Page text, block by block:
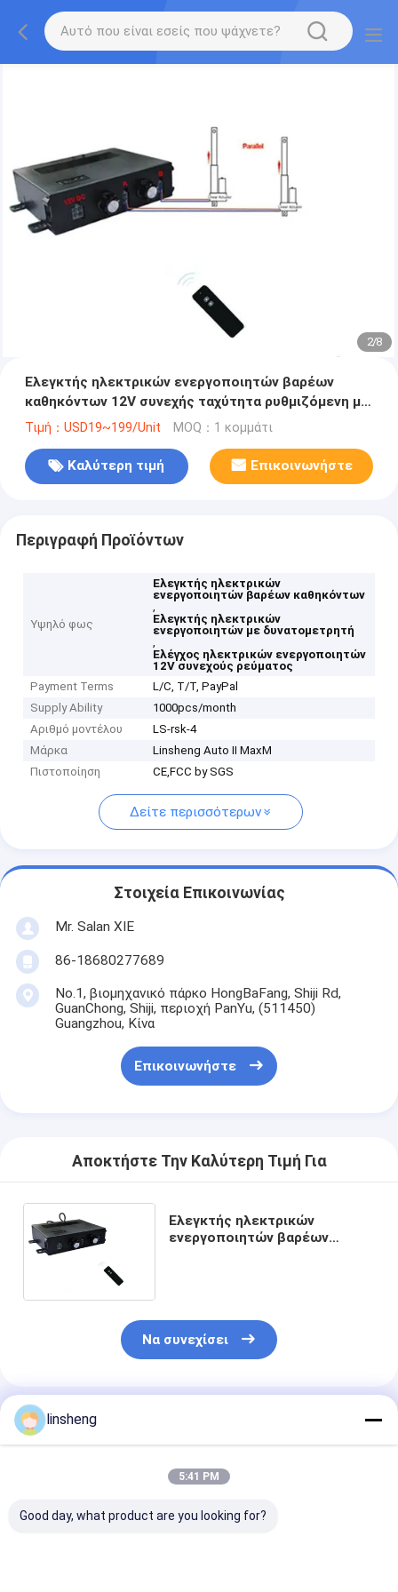
2/8
Ελεγκτής ηλεκτρικών ενεργοποιητών βαρέων
καθηκόντων 12V συνεχής ταχύτητα ρυθμιζόμενη με
δυνατομέτρο
Τιμή：USD19~199/Unit MOQ：1 κομμάτι
Καλύτερη τιμή Επικοινωνήστε
Περιγραφή Προϊόντων
Υψηλό φως
Ελεγκτής ηλεκτρικών
ενεργοποιητών βαρέων καθηκόντων
,
Ελεγκτής ηλεκτρικών
ενεργοποιητών με δυνατομετρητή
,
Ελέγχος ηλεκτρικών ενεργοποιητών
12V συνεχούς ρεύματος
Payment Terms
L/C, T/T, PayPal
Supply Ability
1000pcs/month
Αριθμό μοντέλου
LS-rsk-4
Μάρκα
Linsheng Auto II MaxM
Πιστοποίηση
CE,FCC by SGS
Δείτε περισσότερων
Στοιχεία Επικοινωνίας
Mr. Salan XIE
86-18680277689
No.1, βιομηχανικό πάρκο HongBaFang, Shiji Rd,
GuanChong, Shiji, περιοχή PanYu, (511450)
Guangzhou, Κίνα
Επικοινωνήστε
Αποκτήστε Την Καλύτερη Τιμή Για
Ελεγκτής ηλεκτρικών
ενεργοποιητών βαρέων
Να συνεχίσει
Συνιστώμενα Προϊόντα
linsheng
5:41 PM
Good day, what product are you looking for?